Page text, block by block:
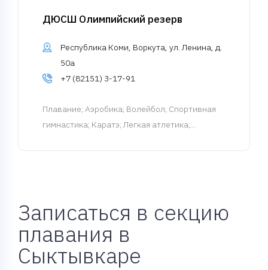
ДЮСШ Олимпийский резерв
Республика Коми, Воркута, ул. Ленина, д.
50а
+7 (82151) 3-17-91
Плавание; Аэробика; Волейбол; Спортивная
гимнастика; Каратэ; Легкая атлетика;...
Записаться в секцию
плавания в
Сыктывкаре